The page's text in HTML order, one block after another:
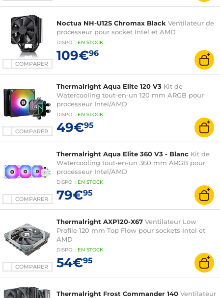
COMPARER
Noctua NH-U12S Chromax Black Ventilateur de
processeur pour socket Intel et AMD
DISPO : EN STOCK
109€96
COMPARER
Thermalright Aqua Elite 120 V3 Kit de
Watercooling tout-en-un 120 mm ARGB pour
processeur Intel/AMD
DISPO : EN STOCK
49€95
COMPARER
Thermalright Aqua Elite 360 V3 - Blanc Kit de
Watercooling tout-en-un 360 mm ARGB pour
processeur Intel/AMD
DISPO : EN STOCK
79€95
COMPARER
Thermalright AXP120-X67 Ventilateur Low
Profile 120 mm Top Flow pour sockets Intel et
AMD
DISPO : EN STOCK
54€95
Thermalright Frost Commander 140 Ventilateur